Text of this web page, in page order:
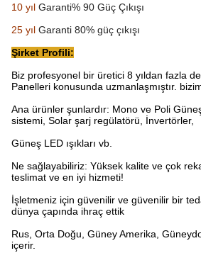
10 yıl Garanti% 90 Güç Çıkışı
25 yıl Garanti 80% güç çıkışı
Şirket Profili:
Biz profesyonel bir üretici 8 yıldan fazla
Panelleri konusunda uzmanlaşmıştır.
Ana ürünler şunlardır: Mono ve Poli
sistemi, Solar şarj regülatörü, İnvertörler,
Güneş LED ışıkları vb.
Ne sağlayabiliriz: Yüksek kalite ve çok
teslimat ve en iyi hizmeti!
İşletmeniz için güvenilir ve güvenilir bir
dünya çapında ihraç ettik
Rus, Orta Doğu, Güney Amerika,
içerir.